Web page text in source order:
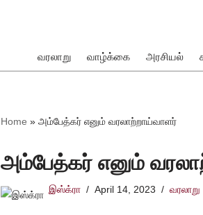
வரலாறு வாழ்க்கை அரசியல்
Home » அம்பேத்கர் எனும் வரலாற்றாய்வாளர்
அம்பேத்கர் எனும்
இஸ்க்ரா April 14, 2023 வரலாறு